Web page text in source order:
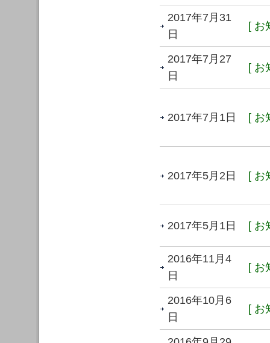
2017年7月31
日
[ お
2017年7月27
日
[ お
2017年7月1日 [ お
2017年5月2日 [ お
2017年5月1日 [ お
2016年11月4
日
[ お
2016年10月6
日
[ お